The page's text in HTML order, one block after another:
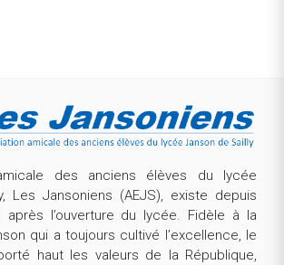
amicale des anciens élèves du lycée
Les Jansoniens (AEJS), existe depuis
après l’ouverture du lycée. Fidèle à la
qui a toujours cultivé l’excellence, le
haut les valeurs de la République,